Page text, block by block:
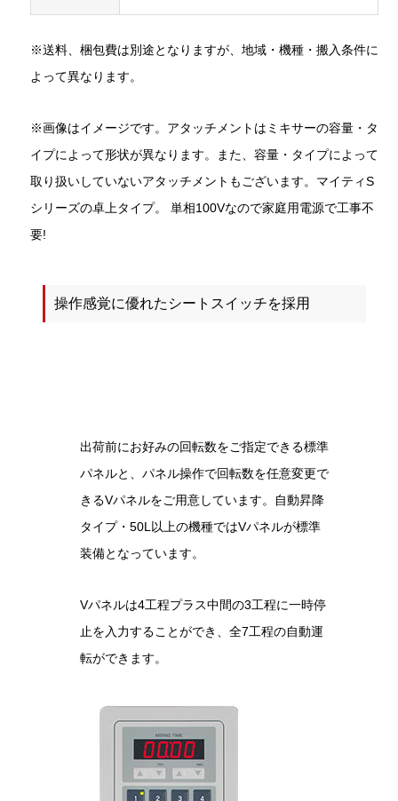
※送料、梱包費は別途となりますが、地域・機種・搬入条件に
よって異なります。
※画像はイメージです。アタッチメントはミキサーの容量・タ
イプによって形状が異なります。また、容量・タイプによって
取り扱いしていないアタッチメントもございます。マイティS
シリーズの卓上タイプ。 単相100Vなので家庭用電源で工事不
要!
操作感覚に優れたシートスイッチを採用
出荷前にお好みの回転数をご指定できる標準
パネルと、パネル操作で回転数を任意変更で
きるVパネルをご用意しています。自動昇降
タイプ・50L以上の機種ではVパネルが標準
装備となっています。
Vパネルは4工程プラス中間の3工程に一時停
止を入力することができ、全7工程の自動運
転ができます。